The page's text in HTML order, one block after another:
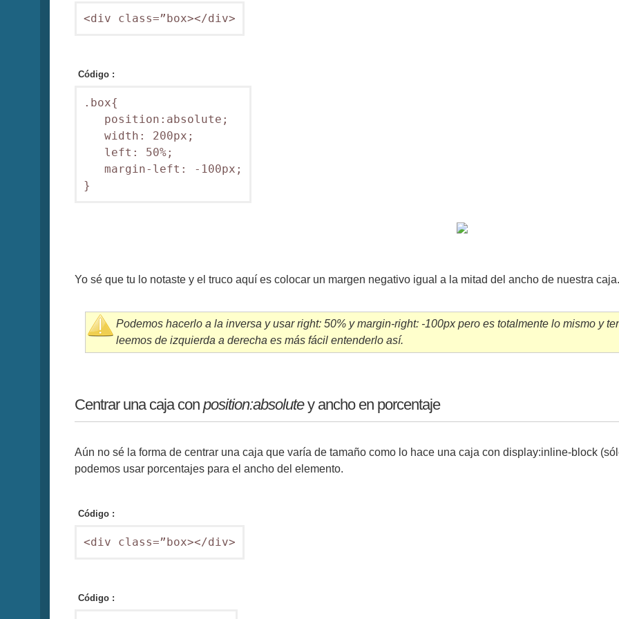
<div class=”box></div>
Código :
.box{
position:absolute;
width: 200px;
left: 50%;
margin-left: -100px;
}
Yo sé que tu lo notaste y el truco aquí es colocar un margen negativo igual a la mitad del ancho de nuestra caja.
Podemos hacerlo a la inversa y usar right: 50% y margin-right: -100px pero es totalmente lo mismo y
leemos de izquierda a derecha es más fácil entenderlo así.
Centrar una caja con position:absolutey ancho en porcentaje
Aún no sé la forma de centrar una caja que varía de tamaño como lo hace una caja con display:inline-block
podemos usar porcentajes para el ancho del elemento.
Código :
<div class=”box></div>
Código :